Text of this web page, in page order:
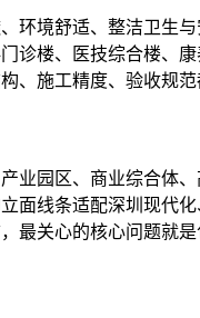
环境舒适、整洁卫生
诊楼、医技综合楼、
、施工精度、验收规
业园区、商业综合体
面线条适配深圳现代
最关心的核心问题就